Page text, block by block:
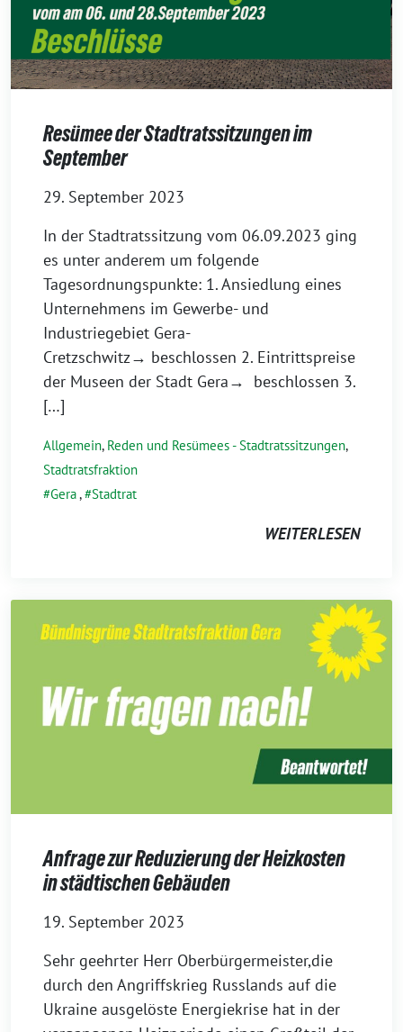
Resümee der Stadtratssitzungen im
September
29. September 2023
In der Stadtratssitzung vom 06.09.2023 ging
es unter anderem um folgende
Tagesordnungspunkte: 1. Ansiedlung eines
Unternehmens im Gewerbe- und
Industriegebiet Gera-
Cretzschwitz→ beschlossen 2. Eintrittspreise
der Museen der Stadt Gera→ beschlossen 3.
[…]
Allgemein, Reden und Resümees - Stadtratssitzungen,
Stadtratsfraktion
Gera, Stadtrat
WEITERLESEN
Anfrage zur Reduzierung der Heizkosten
in städtischen Gebäuden
19. September 2023
Sehr geehrter Herr Oberbürgermeister,die
durch den Angriffskrieg Russlands auf die
Ukraine ausgelöste Energiekrise hat in der